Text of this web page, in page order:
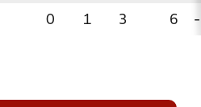
0 1 3 6 -